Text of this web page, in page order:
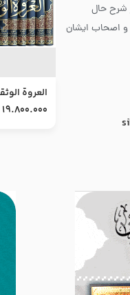
شرح حال
و اصحاب ایشان
العروة
طرح جدید
19.800.000